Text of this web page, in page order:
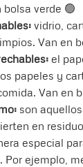
bolsa verde 🟢
vidrio,
Van en
el
papeles y
Van en
son
en
especial
Por ejemplo,